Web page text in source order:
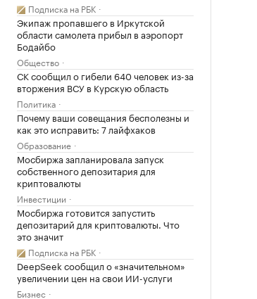
Подписка на РБК
Экипаж пропавшего в Иркутской
области самолета прибыл в аэропорт
Бодайбо
Общество
СК сообщил о гибели 640 человек из-за
вторжения ВСУ в Курскую область
Политика
Почему ваши совещания бесполезны и
как это исправить: 7 лайфхаков
Образование
Мосбиржа запланировала запуск
собственного депозитария для
криптовалюты
Инвестиции
Мосбиржа готовится запустить
депозитарий для криптовалюты. Что
это значит
Подписка на РБК
DeepSeek сообщил о «значительном»
увеличении цен на свои ИИ-услуги
Бизнес